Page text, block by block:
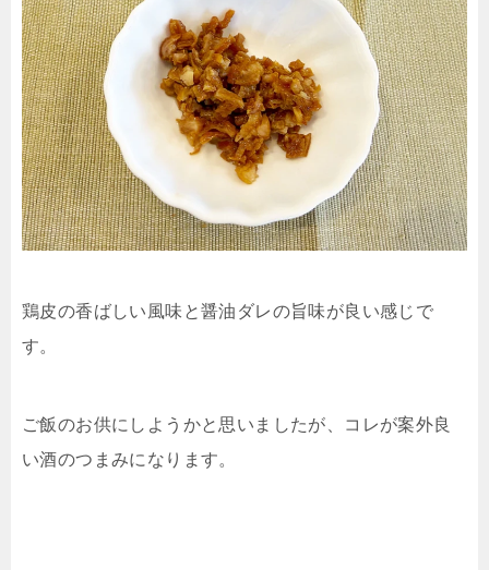
鶏皮の香ばしい風味と醤油ダレの旨味が良い感じで
す。
ご飯のお供にしようかと思いましたが、コレが案外良
い酒のつまみになります。